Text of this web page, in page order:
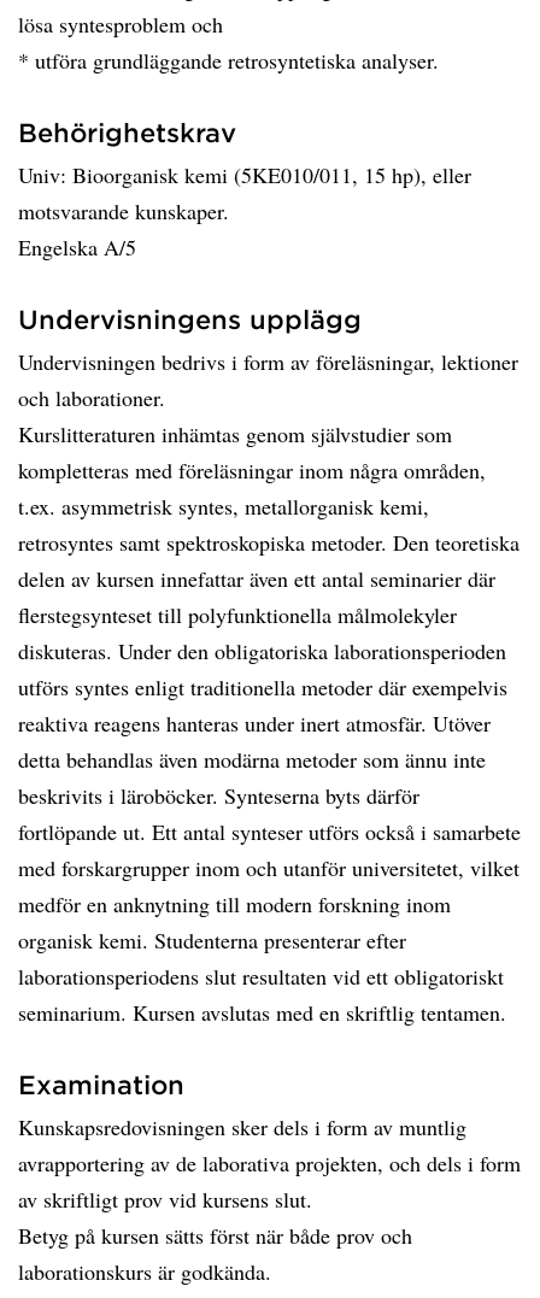
lösa syntesproblem och
* utföra grundläggande retrosyntetiska analyser.
Behörighetskrav
Univ: Bioorganisk kemi (5KE010/011, 15 hp), eller
motsvarande kunskaper.
Engelska A/5
Undervisningens upplägg
Undervisningen bedrivs i form av föreläsningar, lektioner
och laborationer.
Kurslitteraturen inhämtas genom självstudier som
kompletteras med föreläsningar inom några områden,
t.ex. asymmetrisk syntes, metallorganisk kemi,
retrosyntes samt spektroskopiska metoder. Den teoretiska
delen av kursen innefattar även ett antal seminarier där
flerstegsynteset till polyfunktionella målmolekyler
diskuteras. Under den obligatoriska laborationsperioden
utförs syntes enligt traditionella metoder där exempelvis
reaktiva reagens hanteras under inert atmosfär. Utöver
detta behandlas även modärna metoder som ännu inte
beskrivits i läroböcker. Synteserna byts därför
fortlöpande ut. Ett antal synteser utförs också i samarbete
med forskargrupper inom och utanför universitetet, vilket
medför en anknytning till modern forskning inom
organisk kemi. Studenterna presenterar efter
laborationsperiodens slut resultaten vid ett obligatoriskt
seminarium. Kursen avslutas med en skriftlig tentamen.
Examination
Kunskapsredovisningen sker dels i form av muntlig
avrapportering av de laborativa projekten, och dels i form
av skriftligt prov vid kursens slut.
Betyg på kursen sätts först när både prov och
laborationskurs är godkända.